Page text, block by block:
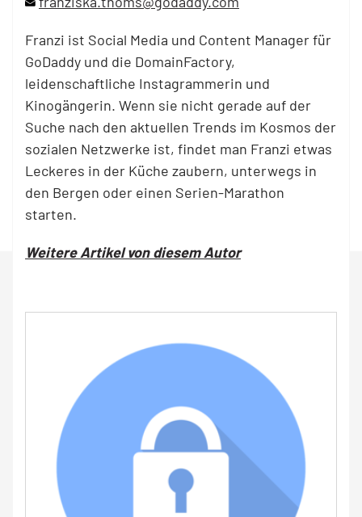
Franzi ist Social Media und Content Manager für
GoDaddy und die DomainFactory,
leidenschaftliche Instagrammerin und
Kinogängerin. Wenn sie nicht gerade auf der
Suche nach den aktuellen Trends im Kosmos der
sozialen Netzwerke ist, findet man Franzi etwas
Leckeres in der Küche zaubern, unterwegs in
den Bergen oder einen Serien-Marathon
starten.
Weitere Artikel von diesem Autor